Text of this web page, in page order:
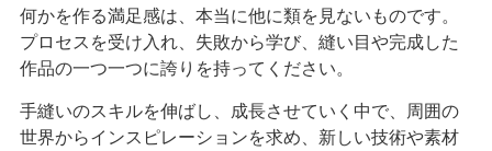
何かを作る満足感は、本当に他に類を見ないものです。
プロセスを受け入れ、失敗から学び、縫い目や完成した
作品の一つ一つに誇りを持ってください。
手縫いのスキルを伸ばし、成長させていく中で、周囲の
世界からインスピレーションを求め、新しい技術や素材